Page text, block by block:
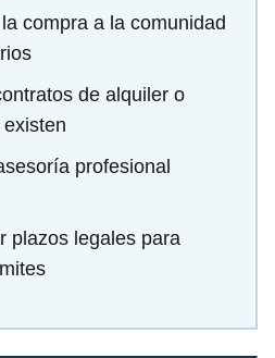
compra a la comunidad
de alquiler o
profesional
plazos legales para